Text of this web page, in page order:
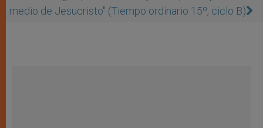
medio de Jesucristo" (Tiempo ordinario 15º, ciclo B)